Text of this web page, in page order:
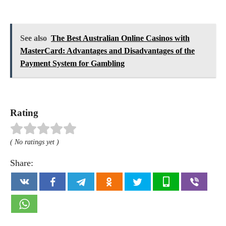
See also The Best Australian Online Casinos with
MasterCard: Advantages and Disadvantages of the
Payment System for Gambling
Rating
( No ratings yet )
Share: